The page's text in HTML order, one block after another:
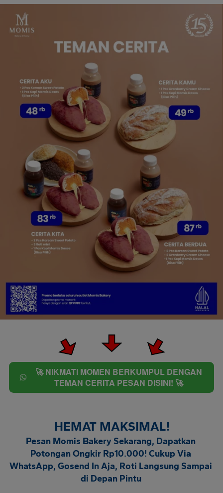
`
🚀 NIKMATI MOMEN BERKUMPUL DENGAN
TEMAN CERITA PESAN DISINI! 🚀
HEMAT MAKSIMAL!
Potongan Ongkir Rp10.000! Cukup Via
WhatsApp, Gosend In Aja, Roti Langsung Sampai
di Depan Pintu